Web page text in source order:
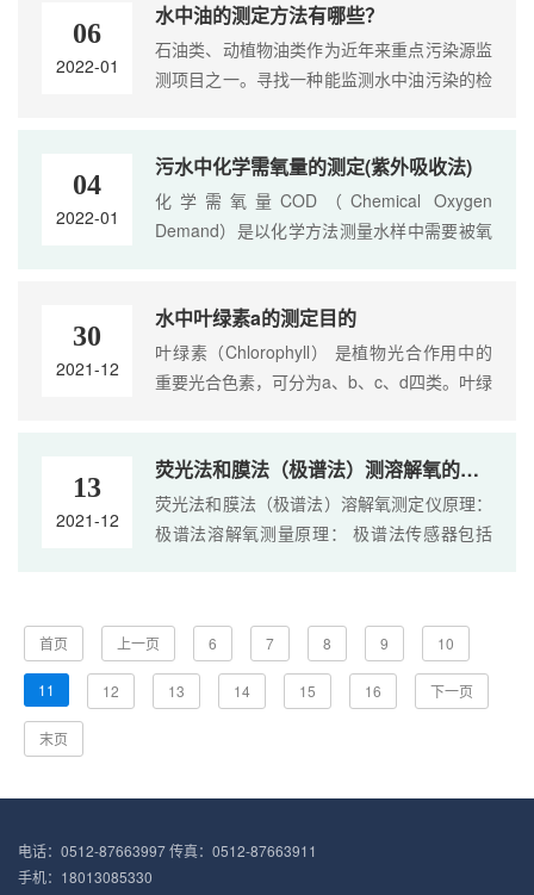
个标准应对于....
06
2022-01
水中油的测定方法有哪些？
石油类、动植物油类作为近年来重点污染源监
测项目之一。寻找一种能监测水中油污染的检
速....
04
2022-01
污水中化学需氧量的测定(紫外吸收法)
化学需氧量COD（Chemical Oxygen
Demand）是以化学方法测量水样中需要被氧
（一般为有机物）的氧当量....
30
2021-12
水中叶绿素a的测定目的
叶绿素（Chlorophyll） 是植物光合作用中的
重要光合色素，可分为a、b、c、d四类。叶绿
酸、碱、氧、....
13
2021-12
荧光法和膜法（极谱法）测溶解氧的区别
荧光法和膜法（极谱法）溶解氧测定仪原理：
极谱法溶解氧测量原理： 极谱法传感器包括
可以....
首页 上一页 6 7 8 9 10
11 12 13 14 15 16 下一页
末页
电话：0512-87663997 传真：0512-87663911
手机：18013085330